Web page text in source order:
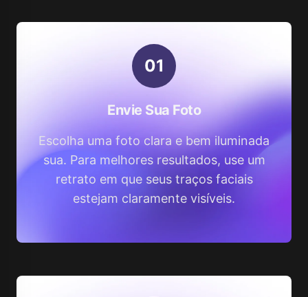
01
Envie Sua Foto
Escolha uma foto clara e bem iluminada
sua. Para melhores resultados, use um
retrato em que seus traços faciais
estejam claramente visíveis.